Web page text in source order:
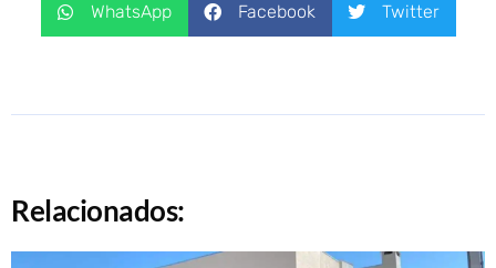
WhatsApp Facebook Twitter
Relacionados: